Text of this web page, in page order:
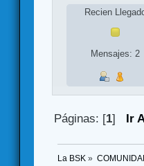
Recien
Mensajes: 2
Páginas: [1] Ir
La BSK »